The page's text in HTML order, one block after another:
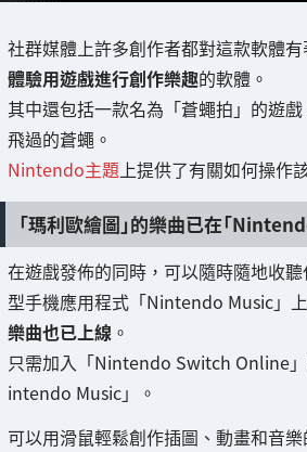
社群媒體上許多創作者都對這款軟體
體驗用遊戲進行創作樂趣的軟體。
其中還包括一款名為「蒼蠅拍」的遊
飛過的蒼蠅。
Nintendo主題 上提供了有關如何操作
「瑪利歐繪圖」的樂曲已在「
在遊戲發佈的同時，可以隨時隨地收
型手機應用程式「Nintendo Music」上
樂曲也已上線 。
只需加入「Nintendo Switch Online
intendo Music」。
可以用滑鼠輕鬆創作插圖、動畫和音樂